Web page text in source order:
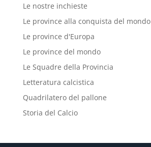
Le nostre inchieste
Le province alla conquista del mondo
Le province d'Europa
Le province del mondo
Le Squadre della Provincia
Letteratura calcistica
Quadrilatero del pallone
Storia del Calcio